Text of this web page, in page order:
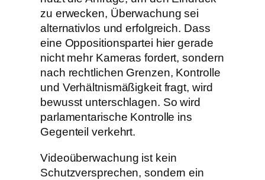
zu erwecken, Überwachung sei
alternativlos und erfolgreich. Dass
eine Oppositionspartei hier gerade
nicht mehr Kameras fordert, sondern
nach rechtlichen Grenzen, Kontrolle
und Verhältnismäßigkeit fragt, wird
bewusst unterschlagen. So wird
parlamentarische Kontrolle ins
Gegenteil verkehrt.
Videoüberwachung ist kein
Schutzversprechen, sondern ein